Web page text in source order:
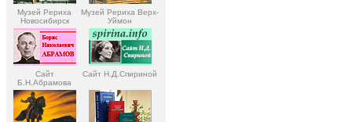
Музей Рериха
Новосибирск
Музей Рериха Верх-
Уймон
Сайт
Б.Н.Абрамова
Сайт Н.Д.Спириной